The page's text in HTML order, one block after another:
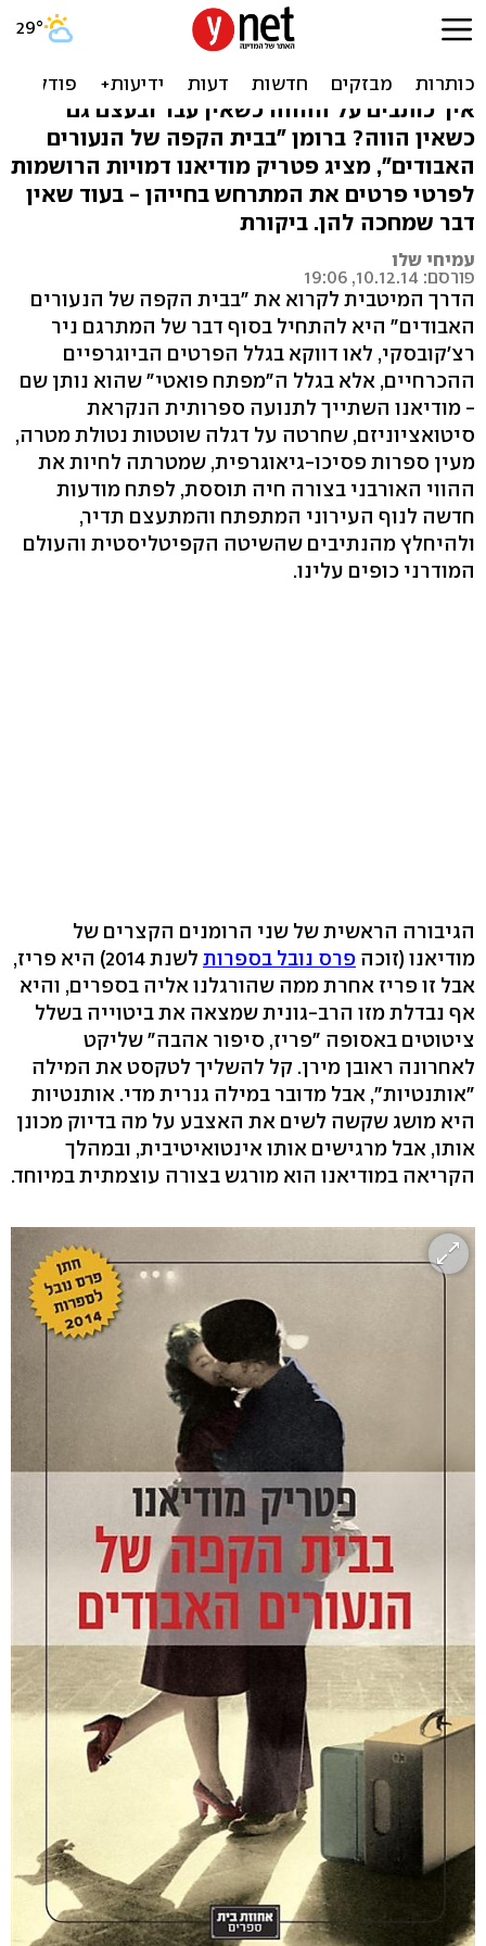
הווה ללא עבר: לכתוב על
איך כותבים על ההווה כשאין עבר ובעצם גם
כשאין הווה? ברומן "בבית הקפה של הנעורים
האבודים", מציג פטריק מודיאנו דמויות הרושמות
לפרטי פרטים את המתרחש בחייהן - בעוד שאין
דבר שמחכה להן. ביקורת
עמיחי שלו
פורסם: 10.12.14, 19:06
הדרך המיטבית לקרוא את "בבית הקפה של הנעורים
האבודים" היא להתחיל בסוף דבר של המתרגם ניר
רצ'קובסקי, לאו דווקא בגלל הפרטים הביוגרפיים
ההכרחיים, אלא בגלל ה"מפתח פואטי" שהוא נותן שם
- מודיאנו השתייך לתנועה ספרותית הנקראת
סיטואציוניזם, שחרטה על דגלה שוטטות נטולת מטרה,
מעין ספרות פסיכו-גיאוגרפית, שמטרתה לחיות את
ההווי האורבני בצורה חיה תוססת, לפתח מודעות
חדשה לנוף העירוני המתפתח והמתעצם תדיר,
ולהיחלץ מהנתיבים שהשיטה הקפיטליסטית והעולם
המודרני כופים עלינו.
הגיבורה הראשית של שני הרומנים הקצרים של
מודיאנו (זוכה פרס נובל בספרות
לשנת 2014) היא פריז,
אבל זו פריז אחרת ממה שהורגלנו אליה בספרים, והיא
אף נבדלת מזו הרב-גונית שמצאה את ביטוייה בשלל
ציטוטים באסופה "פריז, סיפור אהבה" שליקט
לאחרונה ראובן מירן. קל להשליך לטקסט את המילה
"אותנטיות", אבל מדובר במילה גנרית מדי. אותנטיות
היא מושג שקשה לשים את האצבע על מה בדיוק מכונן
אותו, אבל מרגישים אותו אינטואיטיבית, ובמהלך
הקריאה במודיאנו הוא מורגש בצורה עוצמתית במיוחד.